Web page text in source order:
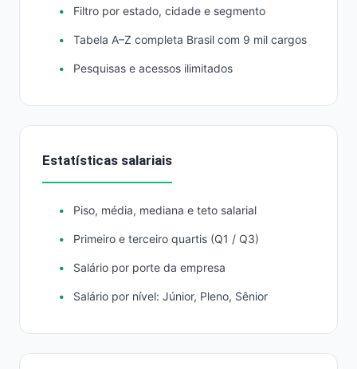
Filtro por estado, cidade e segmento
Tabela A–Z completa Brasil com 9 mil cargos
Pesquisas e acessos ilimitados
Estatísticas salariais
Piso, média, mediana e teto salarial
Primeiro e terceiro quartis (Q1 / Q3)
Salário por porte da empresa
Salário por nível: Júnior, Pleno, Sênior